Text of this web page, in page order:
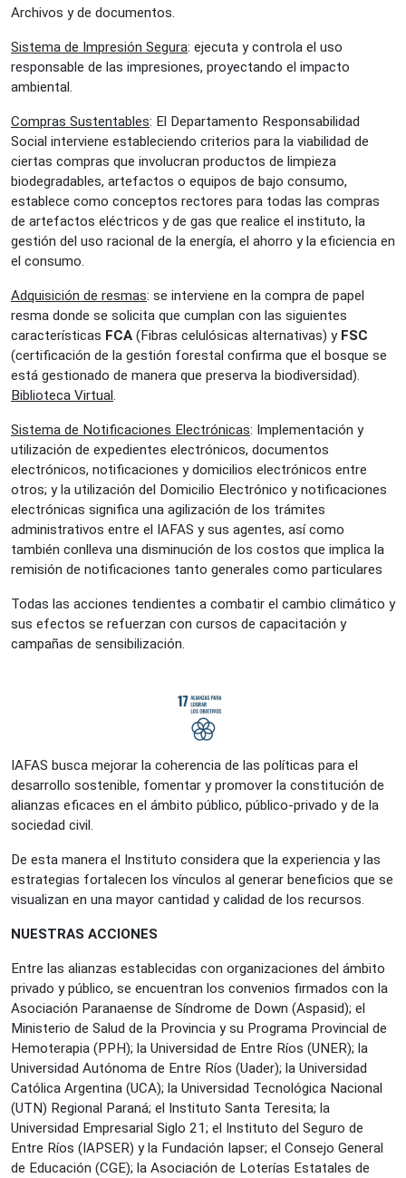
Archivos y de documentos.
Sistema de Impresión Segura: ejecuta y controla el uso
responsable de las impresiones, proyectando el impacto
ambiental.
Compras Sustentables: El Departamento Responsabilidad
Social interviene estableciendo criterios para la viabilidad de
ciertas compras que involucran productos de limpieza
biodegradables, artefactos o equipos de bajo consumo,
establece como conceptos rectores para todas las compras
de artefactos eléctricos y de gas que realice el instituto, la
gestión del uso racional de la energía, el ahorro y la eficiencia en
el consumo.
Adquisición de resmas: se interviene en la compra de papel
resma donde se solicita que cumplan con las siguientes
características FCA (Fibras celulósicas alternativas) y FSC
(certificación de la gestión forestal confirma que el bosque se
está gestionado de manera que preserva la biodiversidad).
Biblioteca Virtual.
Sistema de Notificaciones Electrónicas: Implementación y
utilización de expedientes electrónicos, documentos
electrónicos, notificaciones y domicilios electrónicos entre
otros; y la utilización del Domicilio Electrónico y notificaciones
electrónicas significa una agilización de los trámites
administrativos entre el IAFAS y sus agentes, así como
también conlleva una disminución de los costos que implica la
remisión de notificaciones tanto generales como particulares
Todas las acciones tendientes a combatir el cambio climático y
sus efectos se refuerzan con cursos de capacitación y
campañas de sensibilización.
IAFAS busca mejorar la coherencia de las políticas para el
desarrollo sostenible, fomentar y promover la constitución de
alianzas eficaces en el ámbito público, público-privado y de la
sociedad civil.
De esta manera el Instituto considera que la experiencia y las
estrategias fortalecen los vínculos al generar beneficios que se
visualizan en una mayor cantidad y calidad de los recursos.
NUESTRAS ACCIONES
Entre las alianzas establecidas con organizaciones del ámbito
privado y público, se encuentran los convenios firmados con la
Asociación Paranaense de Síndrome de Down (Aspasid); el
Ministerio de Salud de la Provincia y su Programa Provincial de
Hemoterapia (PPH); la Universidad de Entre Ríos (UNER); la
Universidad Autónoma de Entre Ríos (Uader); la Universidad
Católica Argentina (UCA); la Universidad Tecnológica Nacional
(UTN) Regional Paraná; el Instituto Santa Teresita; la
Universidad Empresarial Siglo 21; el Instituto del Seguro de
Entre Ríos (IAPSER) y la Fundación Iapser; el Consejo General
de Educación (CGE); la Asociación de Loterías Estatales de